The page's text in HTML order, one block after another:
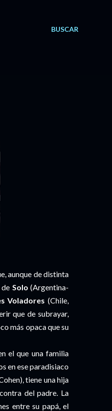
BUSCAR
aunque de distinta
Solo (Argentina-
Voladores (Chile,
que de subrayar,
más opaca que su
el que una familia
en ese paradisiaco
tiene una hija
del padre. La
entre su papá, el